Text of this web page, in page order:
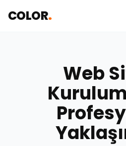
COLOR.
Web